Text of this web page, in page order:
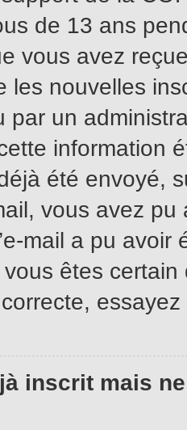
de 13 ans
vous avez
les nouvelles
par un
information
été envoyé,
vous avez
mail a pu
êtes
inscrit mais